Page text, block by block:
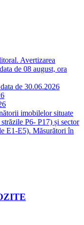
Avertizarea
de 08 august, ora
de 30.06.2026
imobilelor situate
P6- P17) și sector
E1-E5). Măsurători în